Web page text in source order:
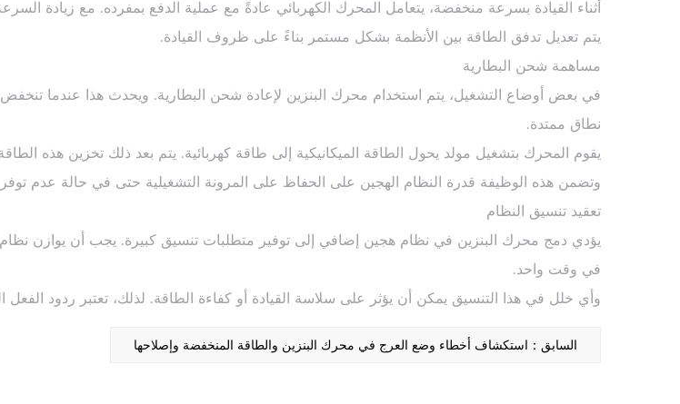
أثناء القيادة بسرعة منخفضة، يتعامل المحرك الكهربائي عادةً مع عملية الدفع بمفرده. مع زيادة
يتم تعديل تدفق الطاقة بين الأنظمة بشكل مستمر بناءً على ظروف القيادة.
مساهمة شحن البطارية
في بعض أوضاع التشغيل، يتم استخدام محرك البنزين لإعادة شحن البطارية. ويحدث هذا عندما
نطاق ممتدة.
يقوم المحرك بتشغيل مولد يحول الطاقة الميكانيكية إلى طاقة كهربائية. يتم بعد ذلك تخزين هذه
وتضمن هذه الوظيفة قدرة النظام الهجين على الحفاظ على المرونة التشغيلية حتى في حالة عدم
تعقيد تنسيق النظام
يؤدي دمج محرك البنزين في نظام هجين إضافي إلى توفير متطلبات تنسيق كبيرة. يجب أن يوازن
في وقت واحد.
وأي خلل في هذا التنسيق يمكن أن يؤثر على سلاسة القيادة أو كفاءة الطاقة. لذلك، تعتبر ردود
السابق：استكشاف أخطاء وضع العرج في محرك البنزين والطاقة المنخفضة وإصلاحها